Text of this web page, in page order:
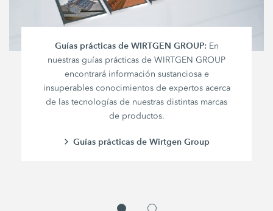
Guías prácticas de WIRTGEN GROUP: En
nuestras guías prácticas de WIRTGEN GROUP
encontrará información sustanciosa e
insuperables conocimientos de expertos acerca
de las tecnologías de nuestras distintas marcas
de productos.
Guías prácticas de Wirtgen Group